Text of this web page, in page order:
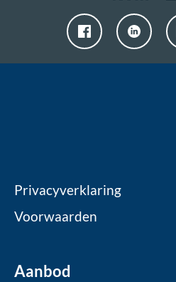
Privacyverklaring
Voorwaarden
Aanbod